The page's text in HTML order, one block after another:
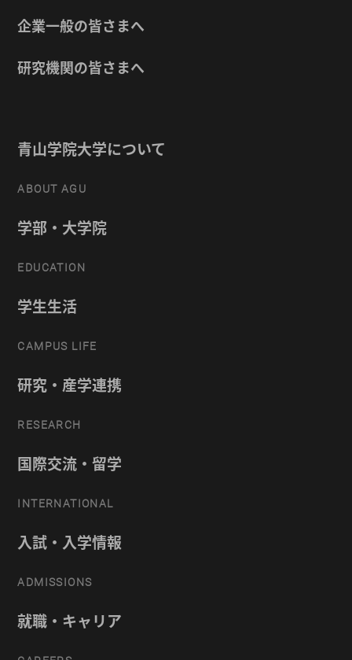
企業一般の皆さまへ
研究機関の皆さまへ
青山学院大学について
ABOUT AGU
学部・大学院
EDUCATION
学生生活
CAMPUS LIFE
研究・産学連携
RESEARCH
国際交流・留学
INTERNATIONAL
入試・入学情報
ADMISSIONS
就職・キャリア